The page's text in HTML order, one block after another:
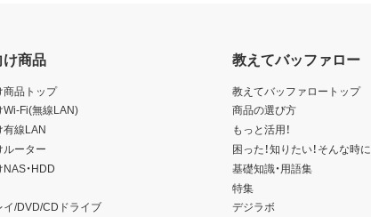
商品
商品トップ
Wi-Fi(無線LAN)
有線LAN
ーター
・HDD
イ/DVD/CDドライブ
教えてバッファロー
教えてバッファロートップ
商品の選び方
もっと活用！
困った！知りたい！そんな時に
基礎知識・用語集
特集
デジラボ